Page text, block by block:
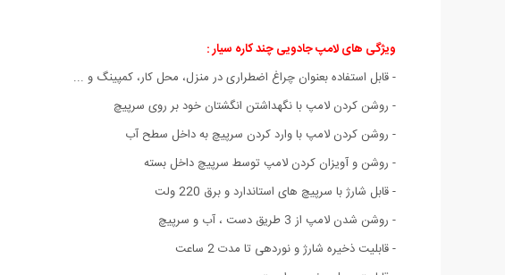
ویژگی های لامپ جادویی چند کاره سیار :
- قابل استفاده بعنوان چراغ اضطراری در منزل، محل کار، کمپینگ و ...
- روشن کردن لامپ با نگهداشتن انگشتان خود بر روی سرپیچ
- روشن کردن لامپ با وارد کردن سرپیچ به داخل سطح آب
- روشن و آویزان کردن لامپ توسط سرپیچ داخل بسته
- قابل شارژ با سرپیچ های استاندارد و برق 220 ولت
- روشن شدن لامپ از 3 طریق دست ، آب و سرپیچ
- قابلیت ذخیره شارژ و نوردهی تا مدت 2 ساعت